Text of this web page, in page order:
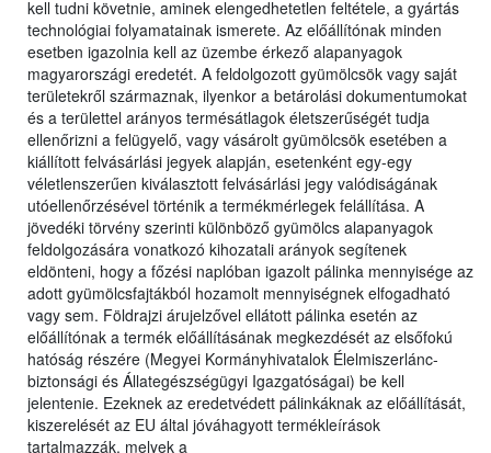
kell tudni követnie, aminek elengedhetetlen feltétele, a gyártás
technológiai folyamatainak ismerete. Az előállítónak minden
esetben igazolnia kell az üzembe érkező alapanyagok
magyarországi eredetét. A feldolgozott gyümölcsök vagy saját
területekről származnak, ilyenkor a betárolási dokumentumokat
és a területtel arányos termésátlagok életszerűségét tudja
ellenőrizni a felügyelő, vagy vásárolt gyümölcsök esetében a
kiállított felvásárlási jegyek alapján, esetenként egy-egy
véletlenszerűen kiválasztott felvásárlási jegy valódiságának
utóellenőrzésével történik a termékmérlegek felállítása. A
jövedéki törvény szerinti különböző gyümölcs alapanyagok
feldolgozására vonatkozó kihozatali arányok segítenek
eldönteni, hogy a főzési naplóban igazolt pálinka mennyisége az
adott gyümölcsfajtákból hozamolt mennyiségnek elfogadható
vagy sem. Földrajzi árujelzővel ellátott pálinka esetén az
előállítónak a termék előállításának megkezdését az elsőfokú
hatóság részére (Megyei Kormányhivatalok Élelmiszerlánc-
biztonsági és Állategészségügyi Igazgatóságai) be kell
jelentenie. Ezeknek az eredetvédett pálinkáknak az előállítását,
kiszerelését az EU által jóváhagyott termékleírások
tartalmazzák, melyek a